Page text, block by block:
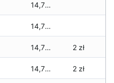
14,780 zł
14,780 zł
14,780 zł 2 zł
14,780 zł 2 zł